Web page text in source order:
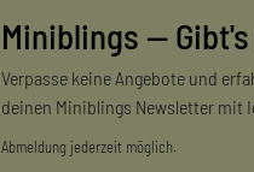
Miniblings —
Verpasse keine Angebote und
deinen Miniblings Newsletter mit
Abmeldung jederzeit möglich.